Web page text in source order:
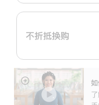
购
划：
不折抵换购
展